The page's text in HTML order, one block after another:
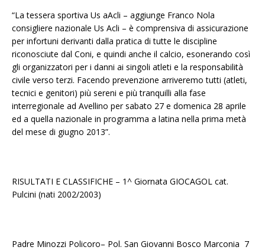
“La tessera sportiva Us aAcli – aggiunge Franco Nola
consigliere nazionale Us Acli – è comprensiva di assicurazione
per infortuni derivanti dalla pratica di tutte le discipline
riconosciute dal Coni, e quindi anche il calcio, esonerando così
gli organizzatori per i danni ai singoli atleti e la responsabilità
civile verso terzi. Facendo prevenzione arriveremo tutti (atleti,
tecnici e genitori) più sereni e più tranquilli alla fase
interregionale ad Avellino per sabato 27 e domenica 28 aprile
ed a quella nazionale in programma a latina nella prima metà
del mese di giugno 2013”.
RISULTATI E CLASSIFICHE – 1^ Giornata GIOCAGOL cat.
Pulcini (nati 2002/2003)
Padre Minozzi Policoro– Pol. San Giovanni Bosco Marconia 7